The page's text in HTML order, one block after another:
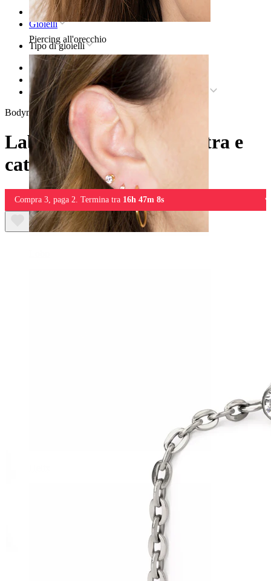
Piercing all'orecchio
Home
Gioielli
Tipo di gioielli
Labret
Labret da piercing in titanio
Labret in titanio con pietra e catenella pendente
Bodymod Trend
Labret in titanio con pietra e
catenella pendente
Compra 3, paga 2. Termina tra 16h 47m 8s